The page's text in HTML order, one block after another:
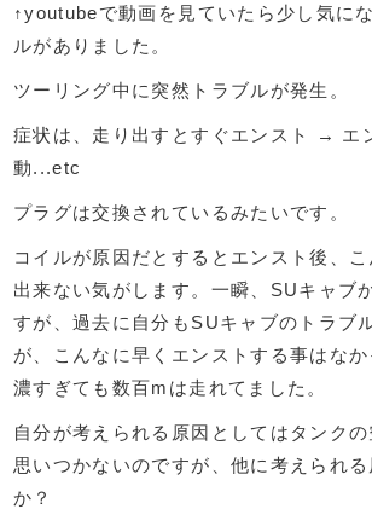
↑youtubeで動画を見ていたら少し気に
ルがありました。
ツーリング中に突然トラブルが発生。
症状は、走り出すとすぐエンスト → エ
動...etc
プラグは交換されているみたいです。
コイルが原因だとするとエンスト後、
出来ない気がします。一瞬、SUキャブ
すが、過去に自分もSUキャブのトラブ
が、こんなに早くエンストする事はな
濃すぎても数百mは走れてました。
自分が考えられる原因としてはタンク
思いつかないのですが、他に考えられ
か？